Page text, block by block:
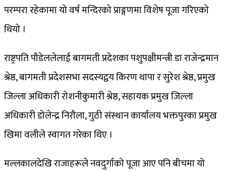
परम्परा रहेकामा यो वर्ष मन्दिरको प्राङ्गणमा विशेष पूजा गरिएको
थियो ।
राष्ट्रपति पौडेललेलाई बागमती प्रदेशका पशुपक्षीमन्त्री डा राजेन्द्रमान
श्रेष्ठ, बागमती प्रदेशसभा सदस्यद्वय किरण थापा र सुरेश श्रेष्ठ, प्रमुख
जिल्ला अधिकारी रोशनीकुमारी श्रेष्ठ, सहायक प्रमुख जिल्ला
अधिकारी डोलेन्द्र निरौला, गुठी संस्थान कार्यालय भक्तपुरका प्रमुख
खिमा वलीले स्वागत गरेका थिए ।
मल्लकालदेखि राजाहरूले नवदुर्गाको पूजा आए पनि बीचमा यो